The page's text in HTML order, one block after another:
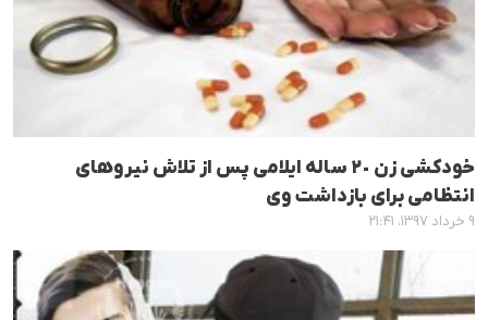
خودکشی زن ٢٠ سالە ایلامی پس از تلاش نیروهای
انتظامی برای بازداشت وی
۹ خرداد ۱۳۹۷، ۲۱:۴۱